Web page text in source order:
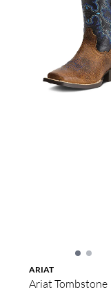
ARIAT
Ariat Tombstone